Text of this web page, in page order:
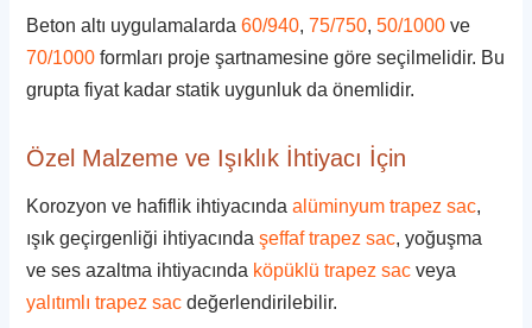
Beton altı uygulamalarda60/940,75/750,50/1000 ve
70/1000 formları proje şartnamesine göre seçilmelidir. Bu
grupta fiyat kadar statik uygunluk da önemlidir.
Özel Malzeme ve Işıklık İhtiyacı İçin
Korozyon ve hafiflik ihtiyacındaalüminyum trapez sac,
ışık geçirgenliği ihtiyacındaşeffaf trapez sac, yoğuşma
ve ses azaltma ihtiyacında köpüklü trapez sac veya
yalıtımlı trapez sac değerlendirilebilir.